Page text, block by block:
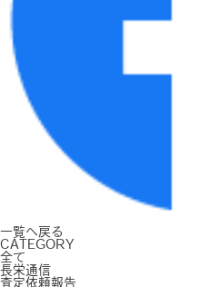
一覧へ戻る
CATEGORY
全て
長栄通信
査定依頼報告